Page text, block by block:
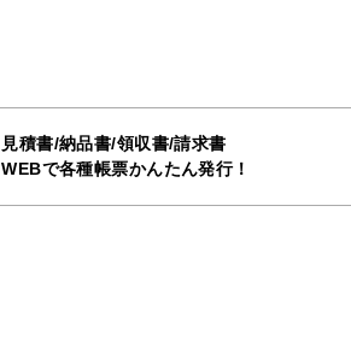
見積書/納品書/領収書/請求書
WEBで各種帳票かんたん発行！